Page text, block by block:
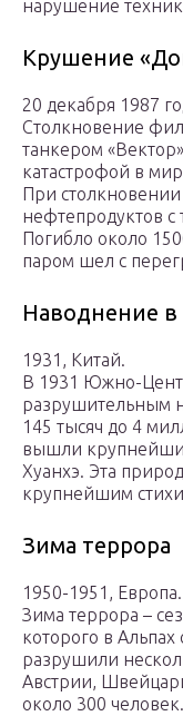
нарушение
Крушение
20 декабря 1987
Столкновение
танкером
катастрофой в
При
нефтепродуктов с
Погибло около
паром шел с
Наводнение в
1931, Китай.
В 1931 Южно-
разрушительным
145 тысяч до 4
вышли
Хуанхэ. Эта
крупнейшим
Зима террора
1950-1951, Европа.
Зима террора –
которого в
разрушили
Австрии,
около 300 человек.